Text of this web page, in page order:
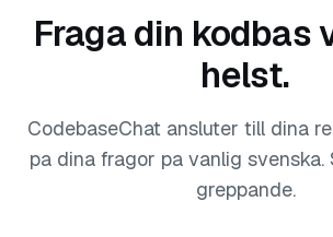
Fraga din kodbas
helst.
CodebaseChat ansluter till dina
pa dina fragor pa vanlig svenska.
greppande.